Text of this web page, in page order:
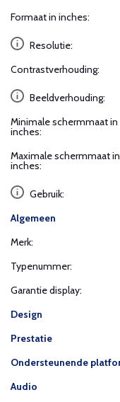
Formaat in inches:
Resolutie:
Contrastverhouding:
Beeldverhouding:
Minimale schermmaat in
inches:
Maximale schermmaat in
inches:
Gebruik:
Algemeen
Merk:
Typenummer:
Garantie display:
Design
Prestatie
Ondersteunende
Audio